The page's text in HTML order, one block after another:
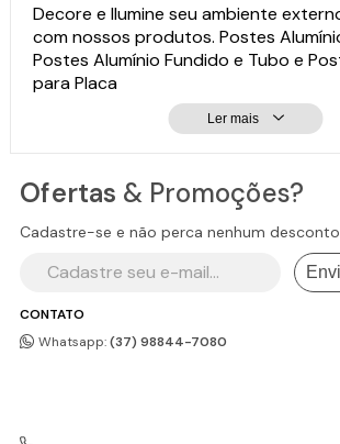
Decore e Ilumine seu ambiente
com nossos produtos. Postes
Postes Alumínio Fundido e Tubo e
para Placa
Ler mais
CONTATO
Whatsapp:(37) 98844-7080
Ofertas & Promoções?
Cadastre-se e não perca nenhum desconto